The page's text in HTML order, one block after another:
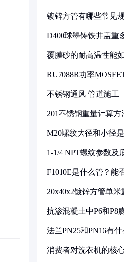
镀锌方管有哪些常见
D400球墨铸铁井盖重
覆膜砂的耐高温性能
RU7088R功率
不锈钢通风 管道施工
201不锈钢重量计算方
M20螺纹大径和小径
1-1/4 NPT螺纹参数及
F1010E是什么管？能
20x40x2镀锌方管单
抗渗混凝土中P6和P8
法兰PN25和PN16有什
消费者对洗衣机的核